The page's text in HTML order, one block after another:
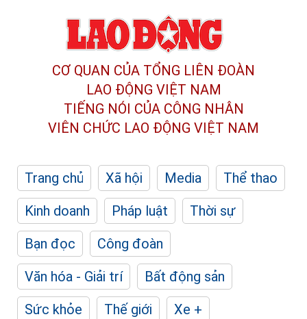
CƠ QUAN CỦA TỔNG LIÊN ĐOÀN
LAO ĐỘNG VIỆT NAM
TIẾNG NÓI CỦA CÔNG NHÂN
VIÊN CHỨC LAO ĐỘNG VIỆT NAM
Trang chủ Xã hội Media
Thể thao
Kinh doanh
Pháp luật
Thời sự
Bạn đọc
Công đoàn
Văn hóa - Giải trí
Bất động sản
Sức khỏe
Thế giới
Xe +